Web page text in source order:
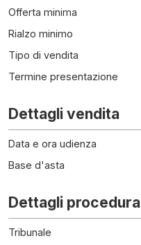
Offerta minima
Rialzo minimo
Tipo di vendita
Termine presentazione
Dettagli vendita
Data e ora udienza
Base d'asta
Dettagli procedura
Tribunale